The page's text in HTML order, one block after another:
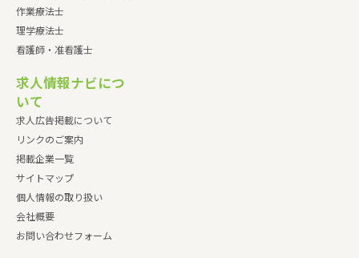
作業療法士
理学療法士
看護師・准看護士
求人情報ナビにつ
いて
求人広告掲載について
リンクのご案内
掲載企業一覧
サイトマップ
個人情報の取り扱い
会社概要
お問い合わせフォーム